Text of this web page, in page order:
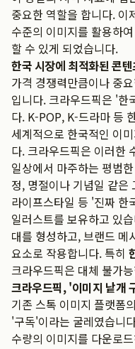
중요한 역할을 합니다. 이
수준의 이미지를 활용하
할 수 있게 되었습니다.
한국 시장에 최적화된 콘텐
가격 경쟁력만큼이나 중
입니다. 크라우드픽은 '한
다. K-POP, K-드라마 등
세계적으로 한국적인 이
다. 크라우드픽은 이러한
일상에서 마주하는 평범
정, 명절이나 기념일 같은
라이프스타일 등 '진짜 한
일러스트를 보유하고 있
대를 형성하고, 브랜드 메
요소로 작용합니다. 특히
크라우드픽은 대체 불가
크라우드픽, '이미지 낱개
기존 스톡 이미지 플랫폼
'구독'이라는 굴레였습니
수량의 이미지를 다운로